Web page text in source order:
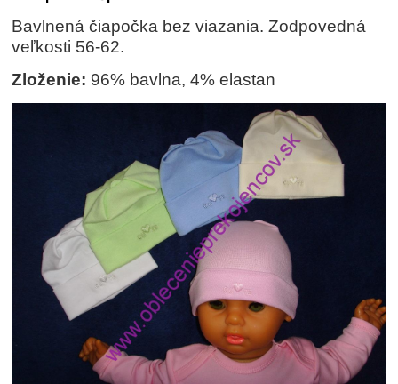
Bavlnená čiapočka bez viazania. Zodpovedná
veľkosti 56-62.
Zloženie: 96% bavlna, 4% elastan